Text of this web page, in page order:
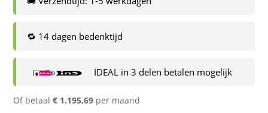
🔁 14 dagen bedenktijd
IDEAL in 3 delen betalen mogelijk
Of betaal€ 1.195,69 per maand